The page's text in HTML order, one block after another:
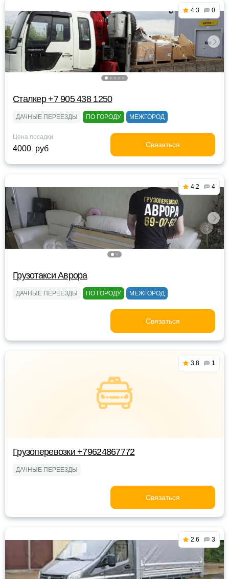
4.3 0
Сталкер +7 905 438 1250
ДАЧНЫЕ ПЕРЕЕЗДЫ ПО ГОРОДУ МЕЖГОРОД
Цена посадки
4000 руб Связаться
4.2 4
Грузотакси Аврора
ДАЧНЫЕ ПЕРЕЕЗДЫ ПО ГОРОДУ МЕЖГОРОД
Связаться
3.8 1
Грузоперевозки +79624867772
ДАЧНЫЕ ПЕРЕЕЗДЫ
Связаться
2.6 3